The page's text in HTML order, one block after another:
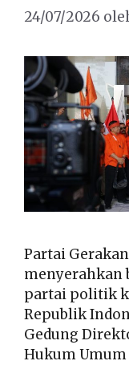
24/07/2026
Partai
menyerahkan
partai politik
Republik
Gedung
Hukum Umum